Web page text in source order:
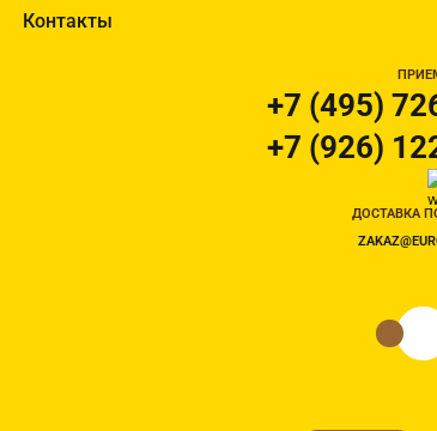
Контакты
+7 (495)
+7 (926)
ДОСТАВКА